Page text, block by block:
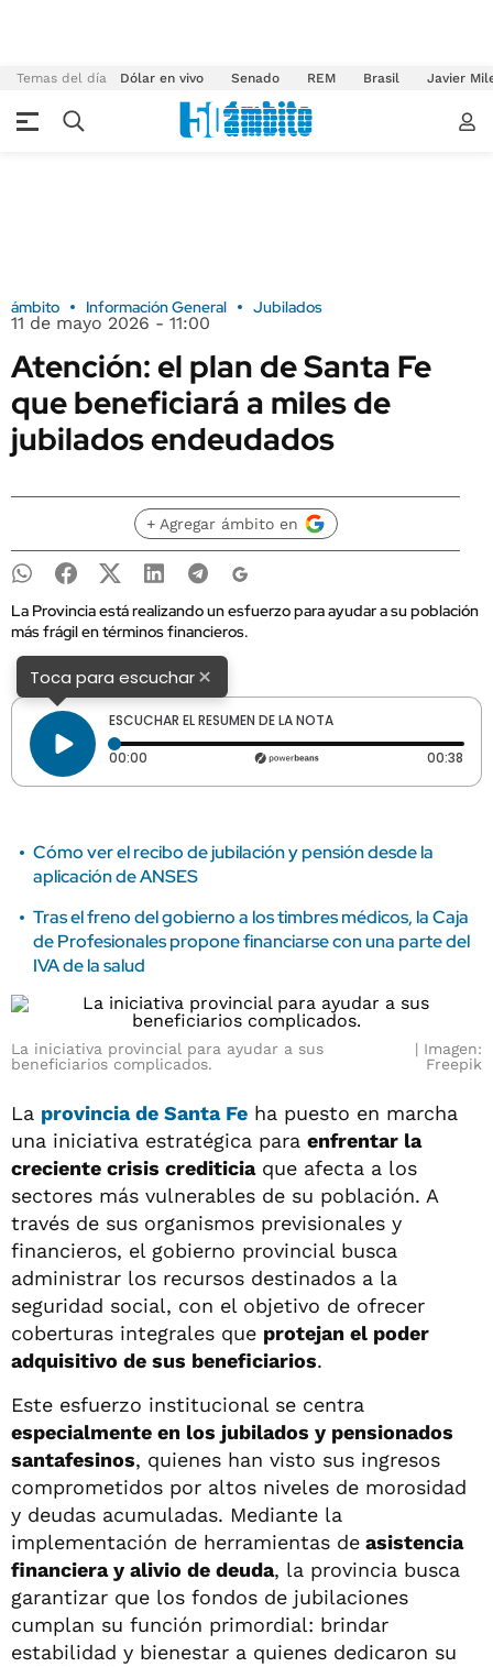
Temas del día Dólar en vivo Senado REM Brasil Javier
ámbito Información General Jubilados
11 de mayo 2026 - 11:00
Atención: el plan de Santa Fe
que beneficiará a miles de
jubilados endeudados
+ Agregar ámbito en
La Provincia está realizando un esfuerzo para ayudar a su población
más frágil en términos financieros.
Toca para escuchar×
ESCUCHAR EL RESUMEN DE LA NOTA
00:00 Tiempo transcurrido: 0 segundos 00:38
Cómo ver el recibo de jubilación y pensión desde la
aplicación de ANSES
Tras el freno del gobierno a los timbres médicos, la Caja
de Profesionales propone financiarse con una parte del
IVA de la salud
La iniciativa provincial para ayudar a sus
beneficiarios complicados.
Imagen:
Freepik
La provincia de Santa Fe ha puesto en marcha
una iniciativa estratégica para enfrentar la
creciente crisis crediticiaque afecta a los
sectores más vulnerables de su población. A
través de sus organismos previsionales y
financieros, el gobierno provincial busca
administrar los recursos destinados a la
seguridad social, con el objetivo de ofrecer
coberturas integrales que protejan el poder
adquisitivo de sus beneficiarios.
Este esfuerzo institucional se centra
especialmente en los jubilados y pensionados
santafesinos, quienes han visto sus ingresos
comprometidos por altos niveles de morosidad
y deudas acumuladas. Mediante la
implementación de herramientas de asistencia
financiera y alivio de deuda, la provincia busca
garantizar que los fondos de jubilaciones
cumplan su función primordial: brindar
estabilidad y bienestar a quienes dedicaron su